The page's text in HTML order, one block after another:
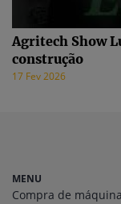
Agritech Show
construção
17 Fev 2026
MENU
Compra de